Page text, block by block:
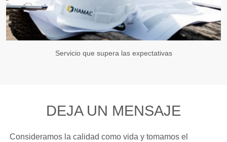
Servicio que supera las expectativas
DEJA UN MENSAJE
Consideramos la calidad como vida y tomamos el